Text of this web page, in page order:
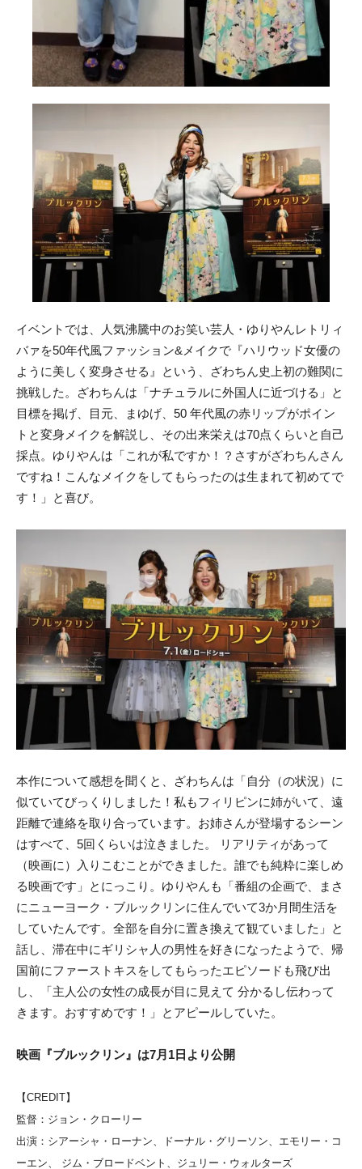
イベントでは、人気沸騰中のお笑い芸人・ゆりやんレトリィ
バァを50年代風ファッション&メイクで『ハリウッド女優の
ように美しく変身させる』という、ざわちん史上初の難関に
挑戦した。ざわちんは「ナチュラルに外国人に近づける」と
目標を掲げ、目元、まゆげ、50 年代風の赤リップがポイン
トと変身メイクを解説し、その出来栄えは70点くらいと自己
採点。ゆりやんは「これが私ですか！？さすがざわちんさん
ですね！こんなメイクをしてもらったのは生まれて初めてで
す！」と喜び。
本作について感想を聞くと、ざわちんは「自分（の状況）に
似ていてびっくりしました！私もフィリピンに姉がいて、遠
距離で連絡を取り合っています。お姉さんが登場するシーン
はすべて、5回くらいは泣きました。 リアリティがあって
（映画に）入りこむことができました。誰でも純粋に楽しめ
る映画です」とにっこり。ゆりやんも「番組の企画で、まさ
にニューヨーク・ブルックリンに住んでいて3か月間生活を
していたんです。全部を自分に置き換えて観ていました」と
話し、滞在中にギリシャ人の男性を好きになったようで、帰
国前にファーストキスをしてもらったエピソードも飛び出
し、「主人公の女性の成長が目に見えて 分かるし伝わって
きます。おすすめです！」とアピールしていた。
映画『ブルックリン』は7月1日より公開
【CREDIT】
監督：ジョン・クローリー
出演：シアーシャ・ローナン、ドーナル・グリーソン、エモリー・コ
ーエン、 ジム・ブロードベント、ジュリー・ウォルターズ